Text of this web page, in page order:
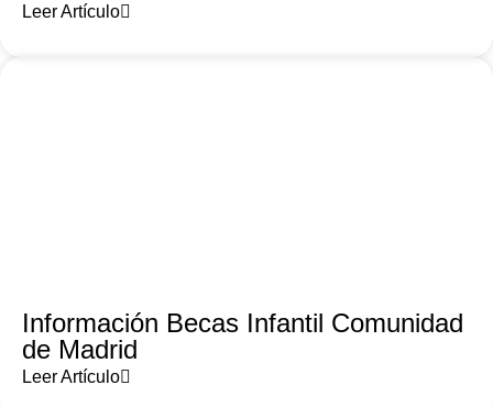
Leer Artículo
Información Becas Infantil Comunidad
de Madrid
Leer Artículo